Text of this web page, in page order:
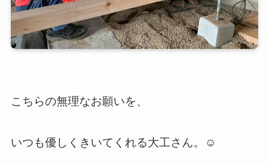
こちらの無理なお願いを、
いつも優しくきいてくれる大工さん。☺️